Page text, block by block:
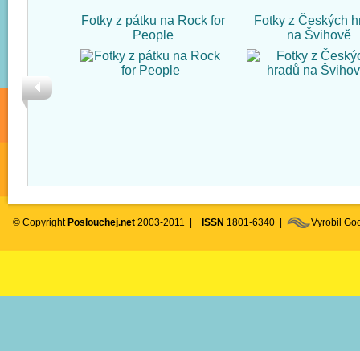
Fotky z pátku na Rock for
People
Fotky z Českých
na Švihově
© Copyright Poslouchej.net 2003-2011 | ISSN 1801-6340 | Vyrobil